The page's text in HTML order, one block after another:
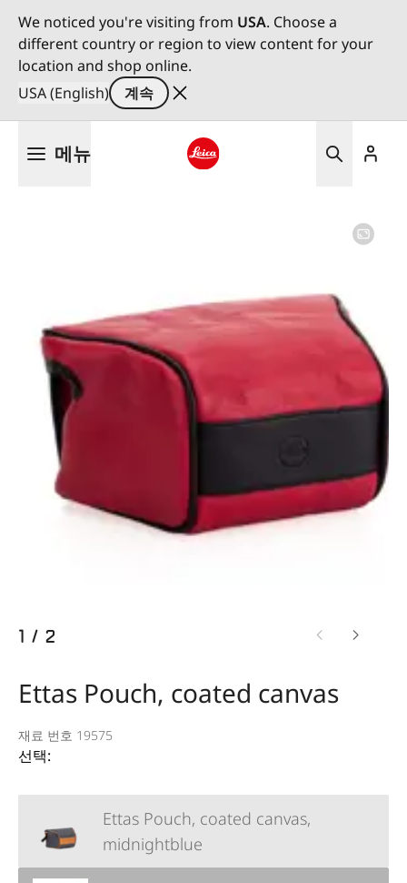
We noticed you're visiting from USA. Choose a
different country or region to view content for your
location and shop online.
USA (English)
계속
메뉴
1 / 2
Ettas Pouch, coated canvas
재료 번호 19575
선택:
Ettas Pouch, coated canvas,
midnightblue